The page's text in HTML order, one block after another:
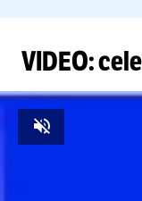
VIDEO:
Unmute